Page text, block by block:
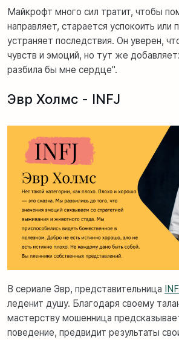
Майкрофт много сил тратит, чтобы
направляет, старается успокоить или
устраняет последствия. Он уверен,
чувств и эмоций, но тут же
разбила бы мне сердце".
Эвр Холмс - INFJ
В сериале Эвр, представительница
леденит душу. Благодаря своему
мастерству мошенница
поведение, предвидит результаты